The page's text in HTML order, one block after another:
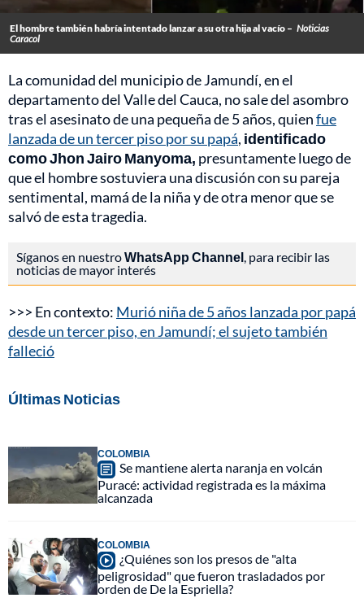
El hombre también habría intentado lanzar a su otra hija al vacío – Noticias
Caracol
La comunidad del municipio de Jamundí, en el
departamento del Valle del Cauca, no sale del asombro
tras el asesinato de una pequeña de 5 años, quienfue
lanzada de un tercer piso por su papá, identificado
como Jhon Jairo Manyoma, presuntamente luego de
que el hombre sostuviera una discusión con su pareja
sentimental, mamá de la niña y de otra menor que se
salvó de esta tragedia.
Síganos en nuestroWhatsApp Channel, para recibir las
noticias de mayor interés
>>> En contexto: Murió niña de 5 años lanzada por papá
desde un tercer piso, en Jamundí; el sujeto también
falleció
Últimas Noticias
COLOMBIA
Se mantiene alerta naranja en volcán
Puracé: actividad registrada es la máxima
alcanzada
COLOMBIA
¿Quiénes son los presos de "alta
peligrosidad" que fueron trasladados por
orden de De la Espriella?